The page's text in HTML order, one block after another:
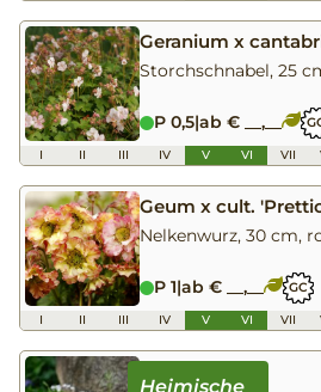
Geranium x
Storchschnabel, 25
P 0,5|ab € __,__
I II III IV V VI VII
Geum x cult.
Nelkenwurz, 30 cm,
P 1|ab € __,__ GC
I II III IV V VI VII